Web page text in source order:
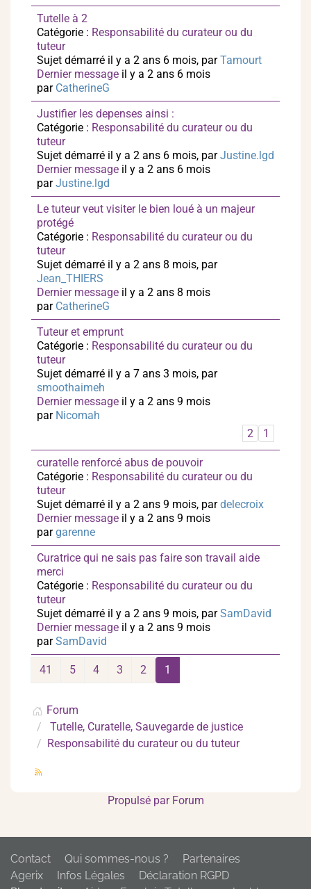
Tutelle à 2
Catégorie : Responsabilité du curateur ou du
tuteur
Sujet démarré il y a 2 ans 6 mois, parTamourt
Dernier message il y a 2 ans 6 mois
par CatherineG
Justifier les depenses ainsi :
Catégorie : Responsabilité du curateur ou du
tuteur
Sujet démarré il y a 2 ans 6 mois, parJustine.lgd
Dernier message il y a 2 ans 6 mois
parJustine.lgd
Le tuteur veut visiter le bien loué à un majeur
protégé
Catégorie : Responsabilité du curateur ou du
tuteur
Sujet démarré il y a 2 ans 8 mois, par
Jean_THIERS
Dernier message il y a 2 ans 8 mois
par CatherineG
Tuteur et emprunt
Catégorie : Responsabilité du curateur ou du
tuteur
Sujet démarré il y a 7 ans 3 mois, par
smoothaimeh
Dernier message il y a 2 ans 9 mois
par Nicomah
1
2
curatelle renforcé abus de pouvoir
Catégorie : Responsabilité du curateur ou du
tuteur
Sujet démarré il y a 2 ans 9 mois, pardelecroix
Dernier message il y a 2 ans 9 mois
pargarenne
Curatrice qui ne sais pas faire son travail aide
merci
Catégorie : Responsabilité du curateur ou du
tuteur
Sujet démarré il y a 2 ans 9 mois, parSamDavid
Dernier message il y a 2 ans 9 mois
parSamDavid
1
2
3
4
5
41
Forum
Tutelle, Curatelle, Sauvegarde de justice
Responsabilité du curateur ou du tuteur
Propulsé par Forum
Contact Qui sommes-nous ?
Partenaires
Agerix
Infos Légales
Déclaration RGPD